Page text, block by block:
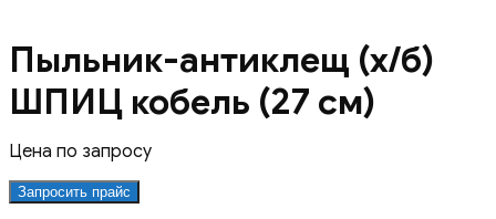
Пыльник-антиклещ (х/б)
ШПИЦ кобель (27 см)
Цена по запросу
Запросить прайс